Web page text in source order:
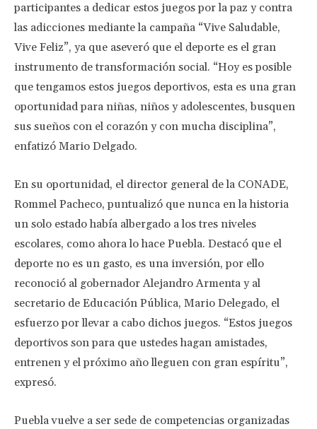
participantes a dedicar estos juegos por la paz y contra
las adicciones mediante la campaña “Vive Saludable,
Vive Feliz”, ya que aseveró que el deporte es el gran
instrumento de transformación social. “Hoy es posible
que tengamos estos juegos deportivos, esta es una gran
oportunidad para niñas, niños y adolescentes, busquen
sus sueños con el corazón y con mucha disciplina”,
enfatizó Mario Delgado.
En su oportunidad, el director general de la CONADE,
Rommel Pacheco, puntualizó que nunca en la historia
un solo estado había albergado a los tres niveles
escolares, como ahora lo hace Puebla. Destacó que el
deporte no es un gasto, es una inversión, por ello
reconoció al gobernador Alejandro Armenta y al
secretario de Educación Pública, Mario Delegado, el
esfuerzo por llevar a cabo dichos juegos. “Estos juegos
deportivos son para que ustedes hagan amistades,
entrenen y el próximo año lleguen con gran espíritu”,
expresó.
Puebla vuelve a ser sede de competencias organizadas